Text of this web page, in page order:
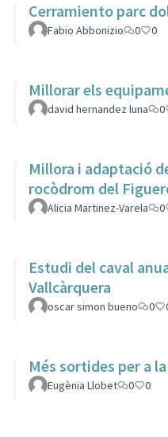
Cerramiento parc
Fabio Abbonizio 0 0
Millorar els
david hernandez luna 0
Millora i adaptació
rocòdrom del
Alicia Martinez-Varela 0
Estudi del caval
Vallcàrquera
oscar simon bueno 0
Més sortides per a
Eugènia Llobet 0 0